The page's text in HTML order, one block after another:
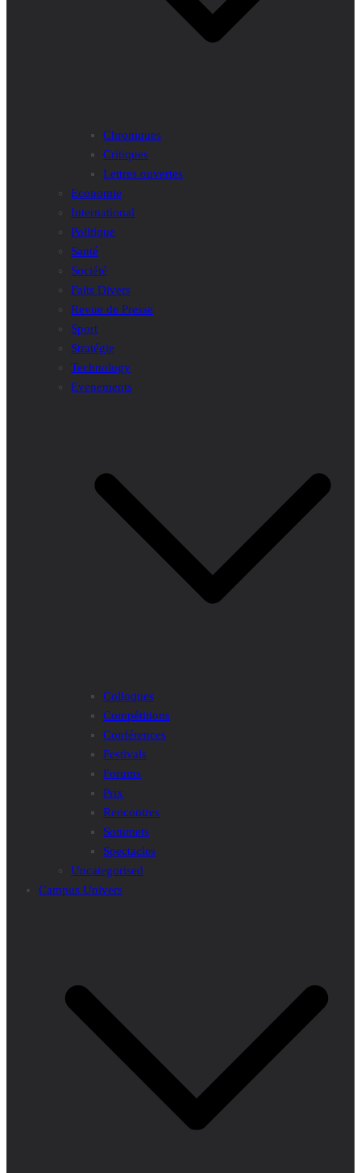
Chroniques
Critiques
Lettres ouvertes
Economie
International
Politique
Santé
Société
Faits Divers
Revue de Presse
Sport
Stratégie
Technology
Evenements
Colloques
Compétitions
Conférences
Festivals
Forums
Prix
Rencontres
Sommets
Spectacles
Uncategorised
Campus Univers